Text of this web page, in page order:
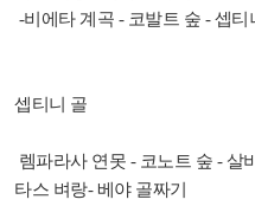
-비에타 계곡 - 코발트 숲 - 셉
셉티니 골
렘파라사 연못 - 코노트 숲 - 살
타스 벼랑- 베야 골짜기